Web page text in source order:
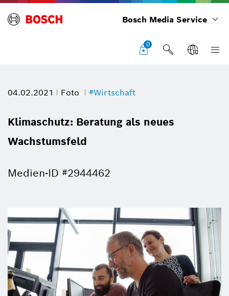
Bosch Media Service
0
04.02.2021 Foto #Wirtschaft
Klimaschutz: Beratung als neues
Wachstumsfeld
Medien-ID #2944462